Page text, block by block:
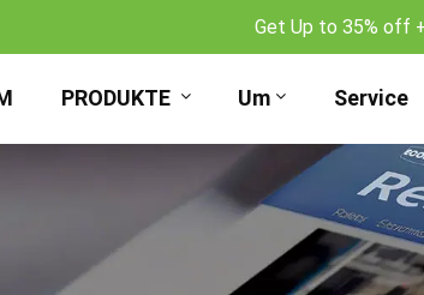
Get Up to 35% off
PRODUKTE Um Service